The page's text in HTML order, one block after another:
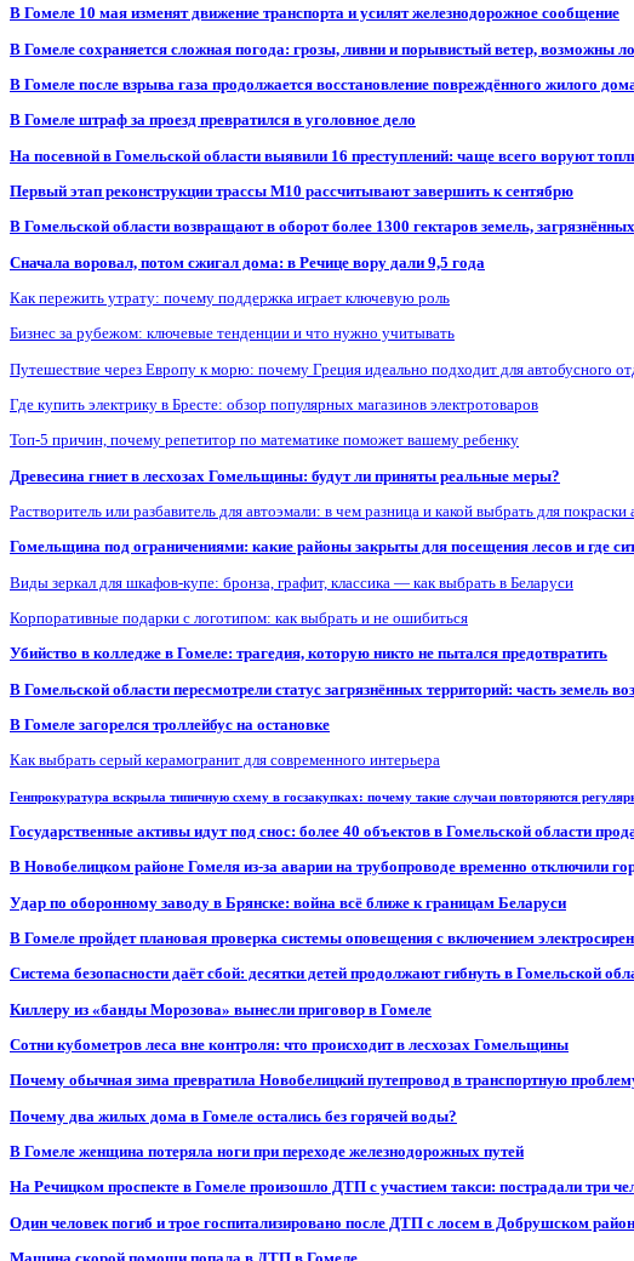
В Гомеле 10 мая изменят движение транспорта и усилят железнодорожное сообщение
В Гомеле сохраняется сложная погода: грозы, ливни и порывистый ветер, возможны
В Гомеле после взрыва газа продолжается восстановление повреждённого жилого
В Гомеле штраф за проезд превратился в уголовное дело
На посевной в Гомельской области выявили 16 преступлений: чаще всего воруют
Первый этап реконструкции трассы М10 рассчитывают завершить к сентябрю
В Гомельской области возвращают в оборот более 1300 гектаров земель,
Сначала воровал, потом сжигал дома: в Речице вору дали 9,5 года
Как пережить утрату: почему поддержка играет ключевую роль
Бизнес за рубежом: ключевые тенденции и что нужно учитывать
Путешествие через Европу к морю: почему Греция идеально подходит для автобусного
Где купить электрику в Бресте: обзор популярных магазинов электротоваров
Топ-5 причин, почему репетитор по математике поможет вашему ребенку
Древесина гниет в лесхозах Гомельщины: будут ли приняты реальные меры?
Растворитель или разбавитель для автоэмали: в чем разница и какой выбрать для покраски
Гомельщина под ограничениями: какие районы закрыты для посещения лесов и где
Виды зеркал для шкафов-купе: бронза, графит, классика — как выбрать в Беларуси
Корпоративные подарки с логотипом: как выбрать и не ошибиться
Убийство в колледже в Гомеле: трагедия, которую никто не пытался предотвратить
В Гомельской области пересмотрели статус загрязнённых территорий: часть земель
В Гомеле загорелся троллейбус на остановке
Как выбрать серый керамогранит для современного интерьера
Генпрокуратура вскрыла типичную схему в госзакупках: почему такие случаи повторяются
Государственные активы идут под снос: более 40 объектов в Гомельской области
В Новобелицком районе Гомеля из-за аварии на трубопроводе временно отключили
Удар по оборонному заводу в Брянске: война всё ближе к границам Беларуси
В Гомеле пройдет плановая проверка системы оповещения с включением электросирен
Система безопасности даёт сбой: десятки детей продолжают гибнуть в Гомельской
Киллеру из «банды Морозова» вынесли приговор в Гомеле
Сотни кубометров леса вне контроля: что происходит в лесхозах Гомельщины
Почему обычная зима превратила Новобелицкий путепровод в транспортную
Почему два жилых дома в Гомеле остались без горячей воды?
В Гомеле женщина потеряла ноги при переходе железнодорожных путей
На Речицком проспекте в Гомеле произошло ДТП с участием такси: пострадали три
Один человек погиб и трое госпитализировано после ДТП с лосем в Добрушском